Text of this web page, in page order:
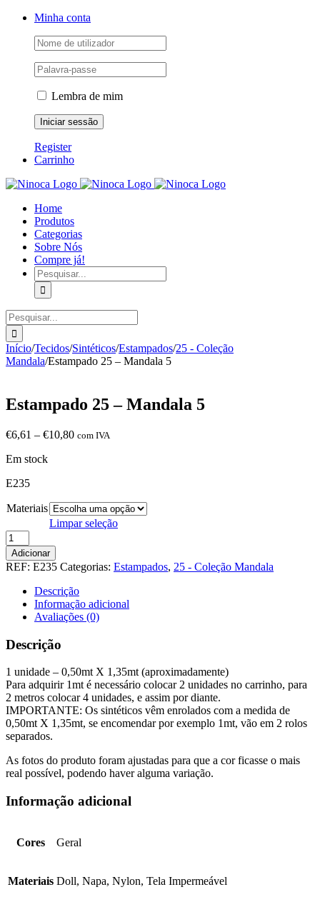
Skip
Facebook
Instagram
YouTubeMinha conta
Lembra de mim
Register
Carrinho
Home
Produtos
Categorias
Sobre Nós
Compre já!
Pesquisar
Pesquisar
Início/Tecidos/Sintéticos/Estampados/25 - Coleção
Mandala/Estampado 25 – Mandala 5
Estampado 25 – Mandala 5
€6,61 – €10,80Price
com IVA
Em stock
E235
Materiais
Limpar seleção
Quantidade
de
Estampado
25
Mandala
Adicionar
REF: E235 Categorias: Estampados, 25 - Coleção Mandala
Descrição
Informação adicional
Avaliações (0)
Descrição
1 unidade – 0,50mt X 1,35mt (aproximadamente)
Para adquirir 1mt é necessário colocar 2 unidades no carrinho, para
2 metros colocar 4 unidades, e assim por diante.
IMPORTANTE: Os sintéticos vêm enrolados com a medida de
0,50mt X 1,35mt, se encomendar por exemplo 1mt, vão em 2 rolos
separados.
As fotos do produto foram ajustadas para que a cor ficasse o mais
real possível, podendo haver alguma variação.
Informação adicional
Cores Geral
Materiais Doll, Napa, Nylon, Tela Impermeável